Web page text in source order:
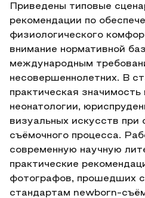
Приведены типовые
рекомендации по
физиологического
внимание нормативной
международным
несовершеннолетних. В
практическая значимость
неонатологии,
визуальных искусств при
съёмочного процесса.
современную научную
практические
фотографов, прошедших
стандартам newborn-